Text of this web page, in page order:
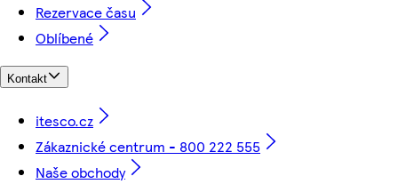
Rezervace času
Oblíbené
Kontakt
itesco.cz
Zákaznické centrum - 800 222 555
Naše obchody